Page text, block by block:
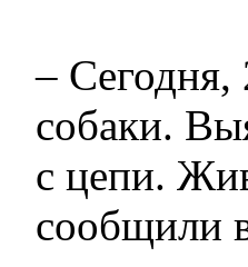
– Сегодня,
собаки.
с цепи.
сообщили